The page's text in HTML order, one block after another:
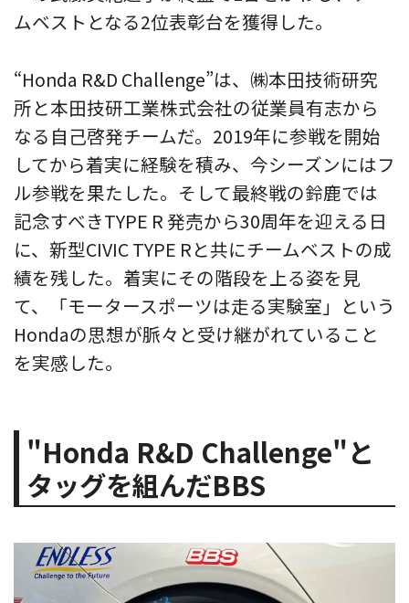
ムベストとなる2位表彰台を獲得した。
“Honda R&D Challenge”は、㈱本田技術研究
所と本田技研工業株式会社の従業員有志から
なる自己啓発チームだ。2019年に参戦を開始
してから着実に経験を積み、今シーズンにはフ
ル参戦を果たした。そして最終戦の鈴鹿では
記念すべきTYPE R 発売から30周年を迎える日
に、新型CIVIC TYPE Rと共にチームベストの成
績を残した。着実にその階段を上る姿を見
て、「モータースポーツは走る実験室」という
Hondaの思想が脈々と受け継がれていること
を実感した。
"Honda R&D Challenge"と
タッグを組んだBBS